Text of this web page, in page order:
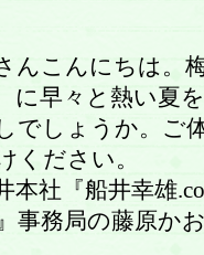
んこんにちは。
早々と熱い夏
でしょうか。ご
ください。
本社『船井幸雄
事務局の藤原か